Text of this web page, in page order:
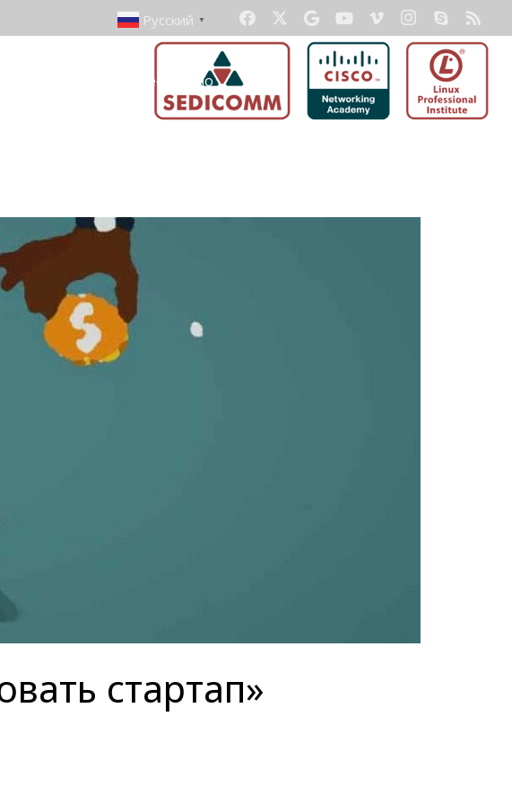
Русский ▼
Попробовать бесплатно
стартап»